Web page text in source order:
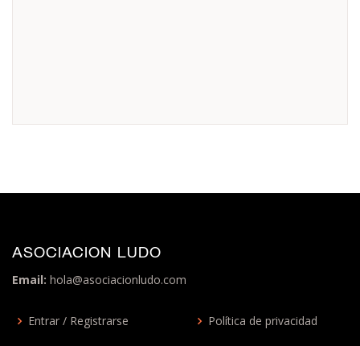
ASOCIACION LUDO
Email: hola@asociacionludo.com
Entrar / Registrarse
Política de privacidad